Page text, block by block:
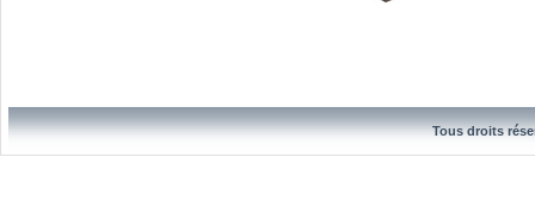
Tous droits